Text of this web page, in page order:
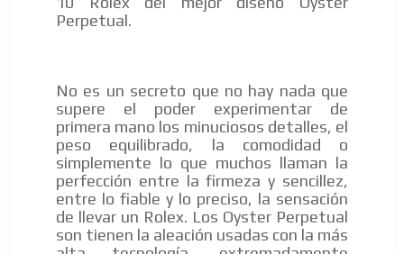
Perpetual.
No es un secreto que no hay nada que
supere el poder experimentar de
primera mano los minuciosos detalles, el
peso equilibrado, la comodidad o
simplemente lo que muchos llaman la
perfección entre la firmeza y sencillez,
entre lo fiable y lo preciso, la sensación
de llevar un Rolex. Los Oyster Perpetual
son tienen la aleación usadas con la más